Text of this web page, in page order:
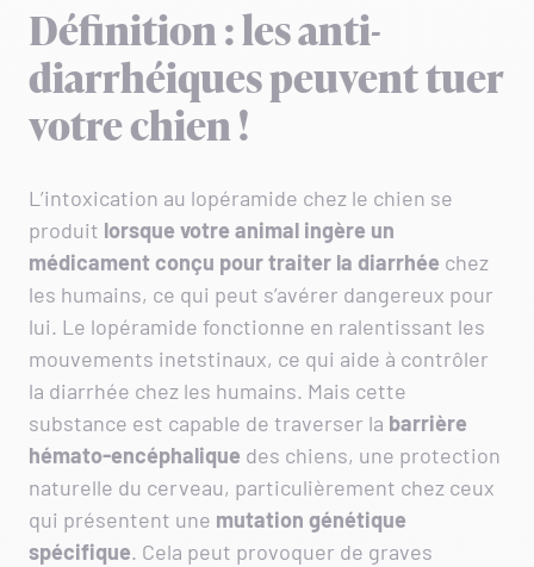
Définition : les anti-
diarrhéiques peuvent tuer
votre chien !
L’intoxication au lopéramide chez le chien se
produit lorsque votre animal ingère un
médicament conçu pour traiter la diarrhée chez
les humains, ce qui peut s’avérer dangereux pour
lui. Le lopéramide fonctionne en ralentissant les
mouvements inetstinaux, ce qui aide à contrôler
la diarrhée chez les humains. Mais cette
substance est capable de traverser la barrière
hémato-encéphalique des chiens, une protection
naturelle du cerveau, particulièrement chez ceux
qui présentent une mutation génétique
spécifique. Cela peut provoquer de graves